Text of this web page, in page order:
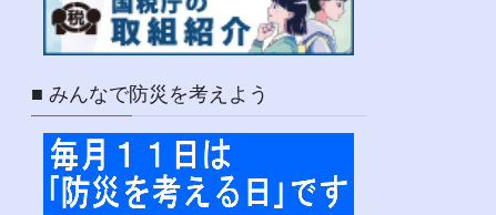
■ みんなで防災を考えよう